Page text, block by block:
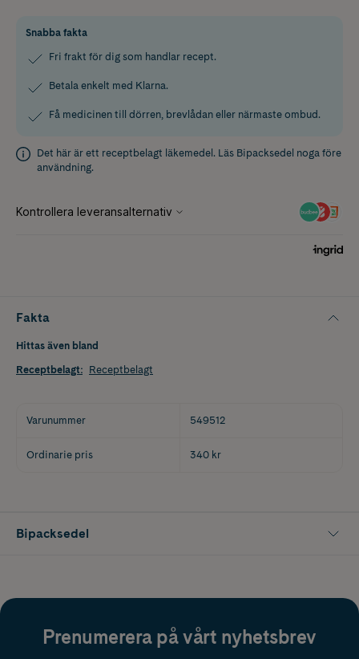
Snabba fakta
Fri frakt för dig som handlar recept.
Betala enkelt med Klarna.
Få medicinen till dörren, brevlådan eller närmaste ombud.
Det här är ett receptbelagt läkemedel. Läs Bipacksedel noga före
användning.
Fakta
Hittas även bland
Receptbelagt: Receptbelagt
Varunummer 549512
Ordinarie pris 340 kr
Bipacksedel
Prenumerera på vårt nyhetsbrev